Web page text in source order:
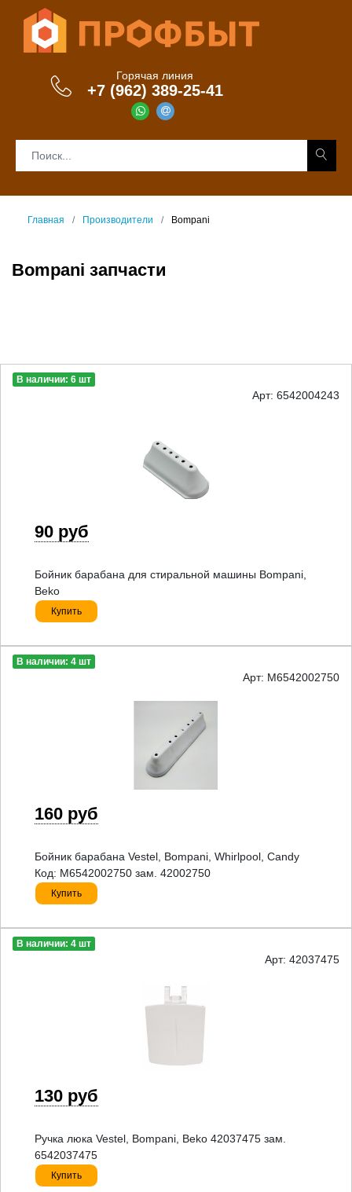
Горячая линия
+7 (962) 389-25-41
Главная Производители Bompani
Bompani запчасти
В наличии: 6 шт
Арт: 6542004243
90 руб
Бойник барабана для стиральной машины Bompani,
Beko
Купить
В наличии: 4 шт
Арт: M6542002750
160 руб
Бойник барабана Vestel, Bompani, Whirlpool, Candy
Код: M6542002750 зам. 42002750
Купить
В наличии: 4 шт
Арт: 42037475
130 руб
Ручка люка Vestel, Bompani, Beko 42037475 зам.
6542037475
Купить